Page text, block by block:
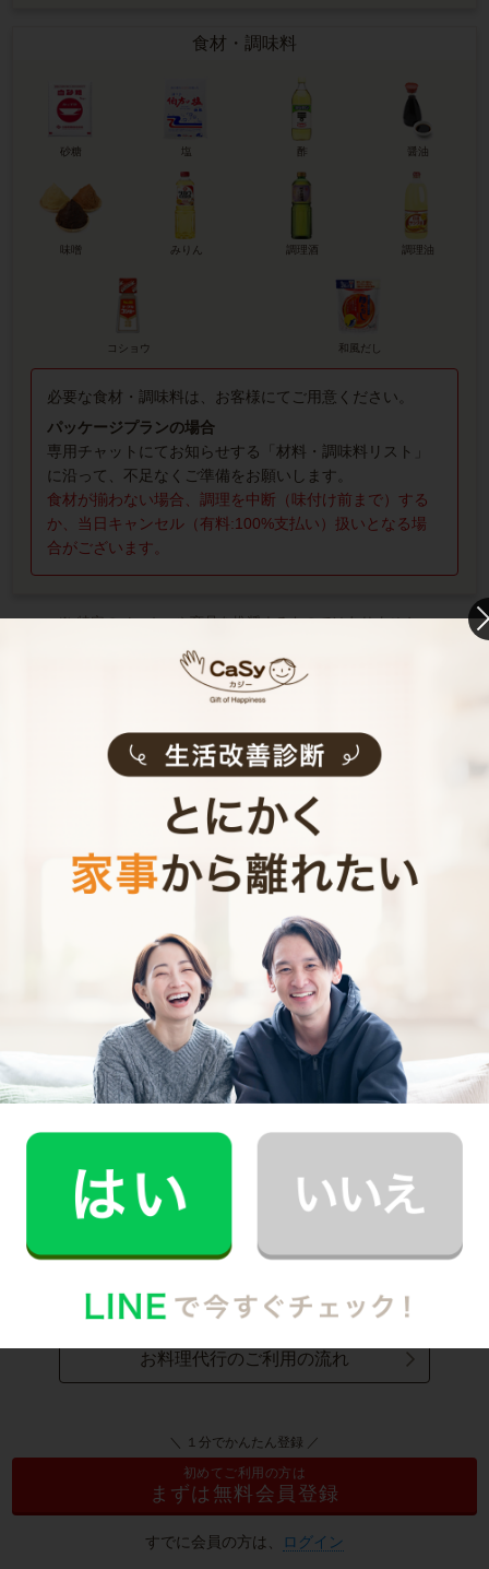
食材・調味料
砂糖 塩 酢 醤油
味噌 みりん 調理酒 調理油
コショウ 和風だし
必要な食材・調味料は、お客様にてご用意ください。
パッケージプランの場合
専用チャットにてお知らせする「材料・調味料リスト」
に沿って、不足なくご準備をお願いします。
食材が揃わない場合、調理を中断（味付け前まで）する
か、当日キャンセル（有料:100%支払い）扱いとなる場
合がございます。
※ 特定のメーカーや商品を推奨するものではありません。
ご用意いただければより
えるもの
調理器具
（タッパー）
調味料
コンソメ 小麦粉 中華だし
オイスターソース マヨネーズ
お料理代行のサービス詳細
お料理代行のご利用の流れ
＼ １分でかんたん登録 ／
初めてご利用の方は
まずは無料会員登録
すでに会員の方は、 ログイン